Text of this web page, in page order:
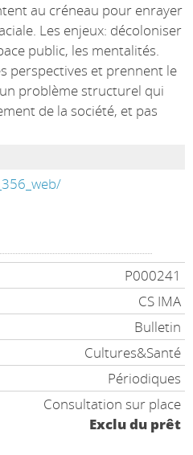
au créneau pour enrayer
Les enjeux: décoloniser
public, les mentalités.
perspectives et prennent le
problème structurel qui
de la société, et pas
P000241
CS IMA
Bulletin
Cultures&Santé
Périodiques
Consultation sur place
Exclu du prêt